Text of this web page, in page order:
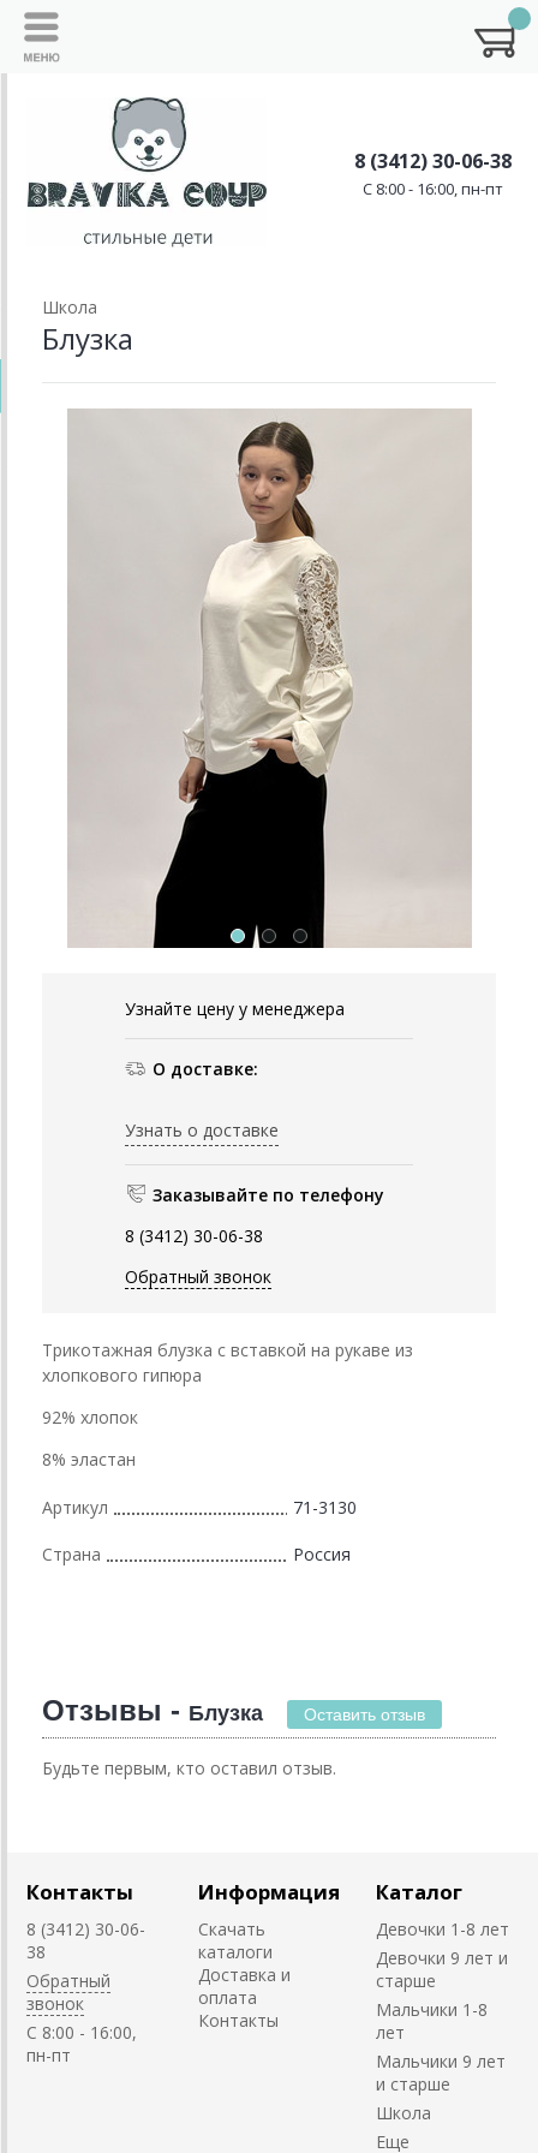
8 (3412) 30-06-38
C 8:00 - 16:00, пн-пт
Школа
Блузка
Узнайте цену у менеджера
О доставке:
Узнать о доставке
Заказывайте по телефону
8 (3412) 30-06-38
Обратный звонок
Трикотажная блузка с вставкой на рукаве из
хлопкового гипюра
92% хлопок
8% эластан
Артикул 71-3130
Страна Россия
Отзывы - Блузка Оставить отзыв
Будьте первым, кто оставил отзыв.
Контакты
8 (3412) 30-06-
38
Обратный
звонок
C 8:00 - 16:00,
пн-пт
Информация
Скачать
каталоги
Доставка и
оплата
Контакты
Каталог
Девочки 1-8 лет
Девочки 9 лет и
старше
Мальчики 1-8
лет
Мальчики 9 лет
и старше
Школа